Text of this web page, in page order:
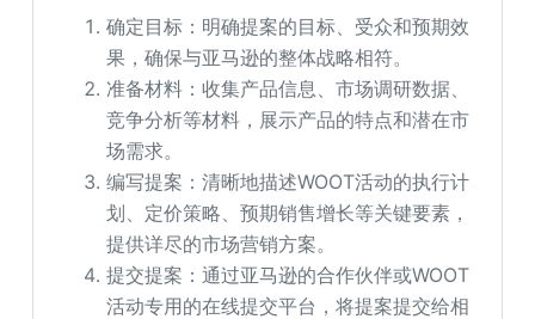
确定目标：明确提案的目标、受众和预期效
果，确保与亚马逊的整体战略相符。
准备材料：收集产品信息、市场调研数据、
竞争分析等材料，展示产品的特点和潜在市
场需求。
编写提案：清晰地描述WOOT活动的执行计
划、定价策略、预期销售增长等关键要素，
提供详尽的市场营销方案。
提交提案：通过亚马逊的合作伙伴或WOOT
活动专用的在线提交平台，将提案提交给相